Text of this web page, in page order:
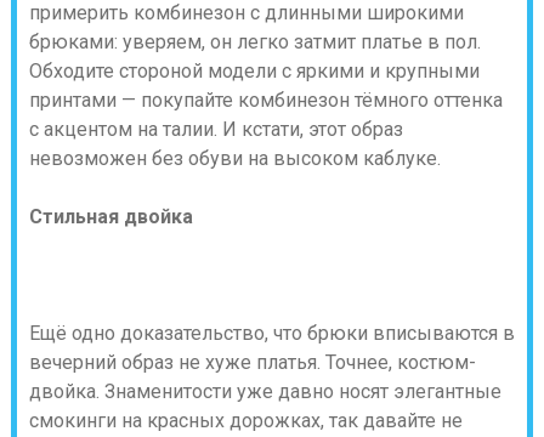
примерить комбинезон с длинными широкими
брюками: уверяем, он легко затмит платье в пол.
Обходите стороной модели с яркими и крупными
принтами — покупайте комбинезон тёмного оттенка
с акцентом на талии. И кстати, этот образ
невозможен без обуви на высоком каблуке.
Стильная двойка
Ещё одно доказательство, что брюки вписываются в
вечерний образ не хуже платья. Точнее, костюм-
двойка. Знаменитости уже давно носят элегантные
смокинги на красных дорожках, так давайте не